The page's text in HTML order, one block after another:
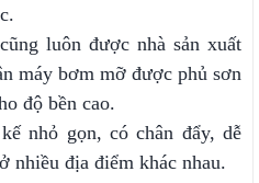
luôn được nhà sản xuất
máy bơm mỡ được phủ sơn
độ bền cao.
nhỏ gọn, có chân đẩy, dễ
nhiều địa điểm khác nhau.